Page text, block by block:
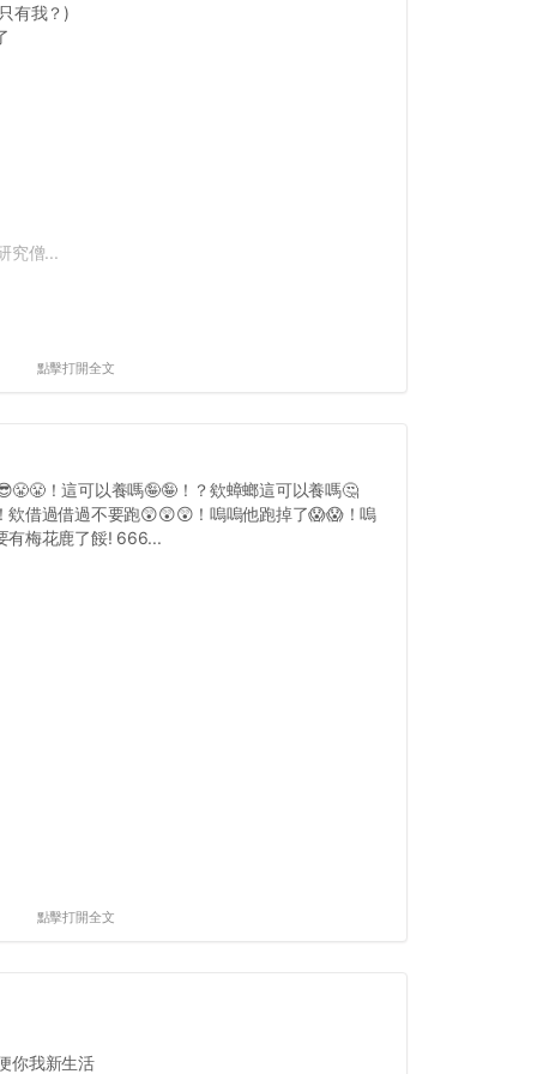
有我？)
究僧...
點擊打開全文
！這可以養嗎🤪🤪！？欸蟑螂這可以養嗎🤔
欸借過借過不要跑😲😲😲！嗚嗚他跑掉了😱😱！嗚
有梅花鹿了餒! 666...
點擊打開全文
你我新生活